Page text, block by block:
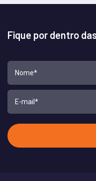
Fique por dentro